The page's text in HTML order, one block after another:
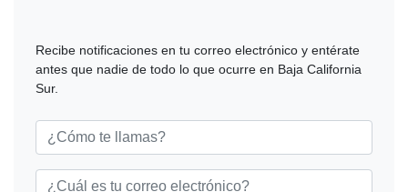
Recibe notificaciones en tu correo electrónico y entérate
antes que nadie de todo lo que ocurre en Baja California
Sur.